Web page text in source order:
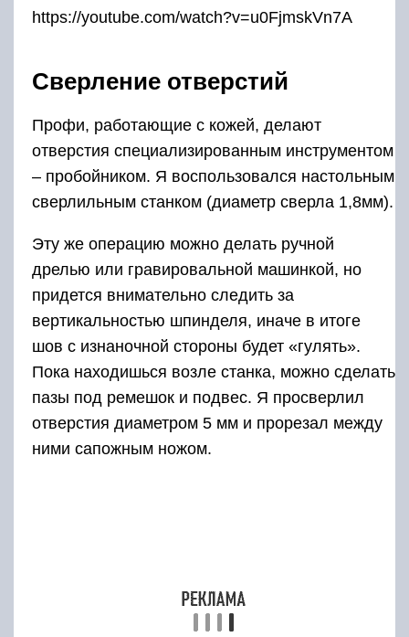
https://youtube.com/watch?v=u0FjmskVn7A
Сверление отверстий
Профи, работающие с кожей, делают
отверстия специализированным инструментом
– пробойником. Я воспользовался настольным
сверлильным станком (диаметр сверла 1,8мм).
Эту же операцию можно делать ручной
дрелью или гравировальной машинкой, но
придется внимательно следить за
вертикальностью шпинделя, иначе в итоге
шов с изнаночной стороны будет «гулять».
Пока находишься возле станка, можно сделать
пазы под ремешок и подвес. Я просверлил
отверстия диаметром 5 мм и прорезал между
ними сапожным ножом.